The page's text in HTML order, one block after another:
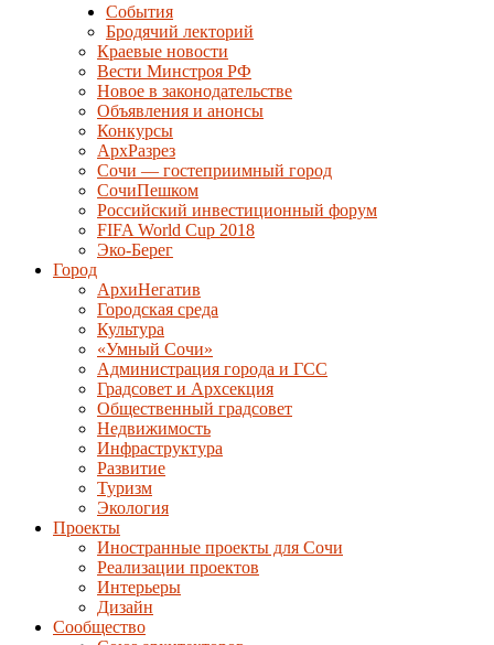
События
Бродячий лекторий
Краевые новости
Вести Минстроя РФ
Новое в законодательстве
Объявления и анонсы
Конкурсы
АрхРазрез
Сочи — гостеприимный город
СочиПешком
Российский инвестиционный форум
FIFA World Cup 2018
Эко-Берег
Город
АрхиНегатив
Городская среда
Культура
«Умный Сочи»
Администрация города и ГСС
Градсовет и Архсекция
Общественный градсовет
Недвижимость
Инфраструктура
Развитие
Туризм
Экология
Проекты
Иностранные проекты для Сочи
Реализации проектов
Интерьеры
Дизайн
Сообщество